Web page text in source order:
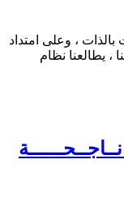
، وعلى امتداد
يطالعنا نظام